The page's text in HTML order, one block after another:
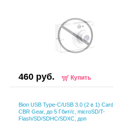
460 руб. Купить
Bion USB Type-C/USB 3.0 (2 в 1)
CBR Gear, до 5 Гбит/с, microSD/T-
Flash/SD/SDHC/SDXC, доп